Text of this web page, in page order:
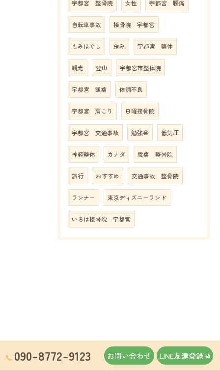
宇都宮 整骨院 女性 宇都宮 腰痛
自転車事故 接骨院 宇都宮
もみほぐし 歪み 宇都宮 整体
観光 登山 宇都宮市整体院
宇都宮 頭痛 体調不良
宇都宮 肩こり 日曜接骨院
宇都宮 交通事故 勉強会 低気圧
神経整体 カナダ 腰痛 整骨院
旅行 おすすめ 交通事故 整骨院
ランナー 東京ディズニーランド
いろは接骨院 宇都宮
090-8772-9123 お問い合わせ LINE友達登録